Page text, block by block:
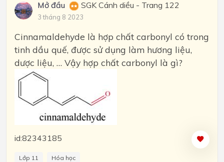
Mở đầu SGK Cánh diều - Trang 122
3 tháng 8 2023
Cinnamaldehyde là hợp chất carbonyl có trong
tinh dầu quế, được sử dụng làm hương liệu,
dược liệu, … Vậy hợp chất carbonyl là gì?
id:82343185
Lớp 11 Hóa học